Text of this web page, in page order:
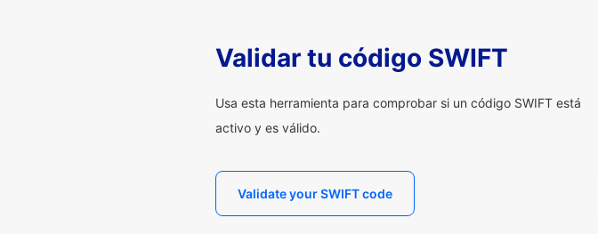
Validar tu código SWIFT
Usa esta herramienta para comprobar si un código SWIFT está
activo y es válido.
Validate your SWIFT code